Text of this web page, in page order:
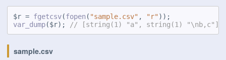
$r = fgetcsv(fopen ( "sample.csv" , "r"
var_dump($r); // [string(1) "a", string(1) "\nb,c"]
sample.csv